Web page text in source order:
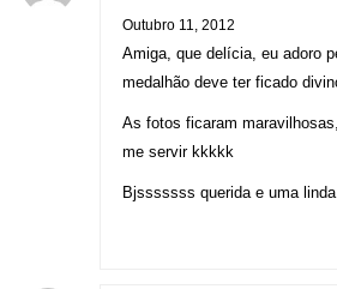
Outubro 11, 2012
Amiga, que delícia, eu adoro
medalhão deve ter ficado
As fotos ficaram
me servir kkkkk
Bjsssssss querida e uma linda